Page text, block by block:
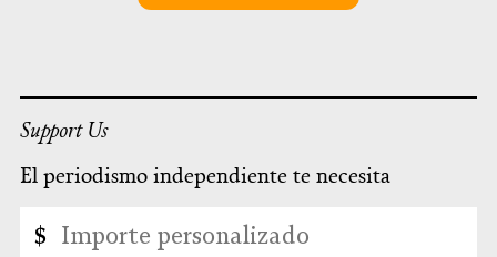
Support Us
El periodismo independiente te necesita
personalizado
$